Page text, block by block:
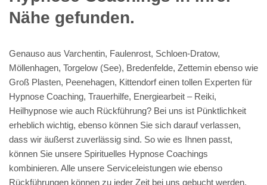
Nähe gefunden.
Genauso aus Varchentin, Faulenrost, Schloen-Dratow,
Möllenhagen, Torgelow (See), Bredenfelde, Zettemin ebenso wie
Groß Plasten, Peenehagen, Kittendorf einen tollen Experten für
Hypnose Coaching, Trauerhilfe, Energiearbeit – Reiki,
Heilhypnose wie auch Rückführung? Bei uns ist Pünktlichkeit
erheblich wichtig, ebenso können Sie sich darauf verlassen,
dass wir äußerst zuverlässig sind. So wie es Ihnen passt,
können Sie unsere Spirituelles Hypnose Coachings
kombinieren. Alle unsere Serviceleistungen wie ebenso
Rückführungen können zu jeder Zeit bei uns gebucht werden,